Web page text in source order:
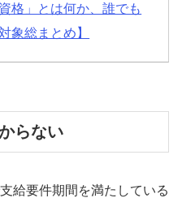
格」とは何か、誰でも
象総まとめ】
らない
給要件期間を満たしている